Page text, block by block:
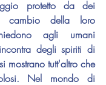
protetto da dei
cambio della loro
agli umani
degli spiriti di
mostrano tutt'altro che